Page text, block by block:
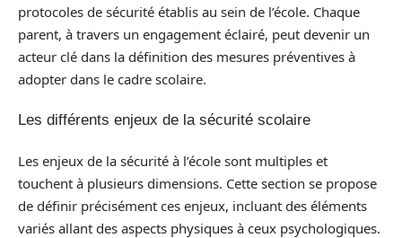
protocoles de sécurité établis au sein de l’école. Chaque
parent, à travers un engagement éclairé, peut devenir un
acteur clé dans la définition des mesures préventives à
adopter dans le cadre scolaire.
Les différents enjeux de la sécurité scolaire
Les enjeux de la sécurité à l’école sont multiples et
touchent à plusieurs dimensions. Cette section se propose
de définir précisément ces enjeux, incluant des éléments
variés allant des aspects physiques à ceux psychologiques.